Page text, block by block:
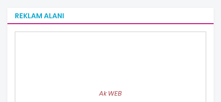
REKLAM ALANI
Ak WEB